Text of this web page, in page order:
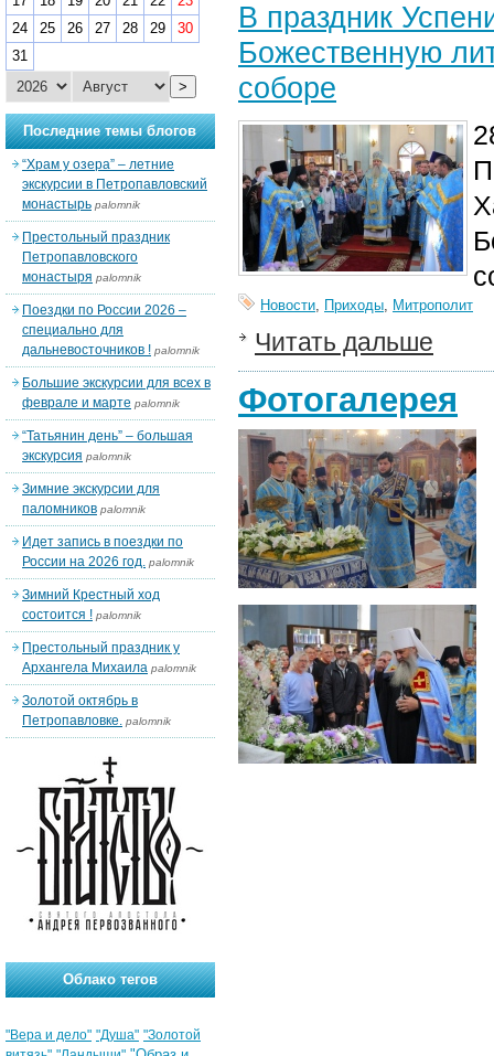
В праздник
Божественную
соборе
Новости, Приходы, Митрополит
Читать дальше
Фотогалерея
24
25 26 27 28 29
30
31
>
Последние темы блогов
“Храм у озера” – летние
экскурсии в Петропавловский
монастырь palomnik
Престольный праздник
Петропавловского
монастыря palomnik
Поездки по России 2026 –
специально для
дальневосточников ! palomnik
Большие экскурсии для всех в
феврале и марте palomnik
“Татьянин день” – большая
экскурсия palomnik
Зимние экскурсии для
паломников palomnik
Идет запись в поездки по
России на 2026 год. palomnik
Зимний Крестный ход
состоится ! palomnik
Престольный праздник у
Архангела Михаила palomnik
Золотой октябрь в
Петропавловке. palomnik
Облако тегов
"Вера и дело" "Душа" "Золотой